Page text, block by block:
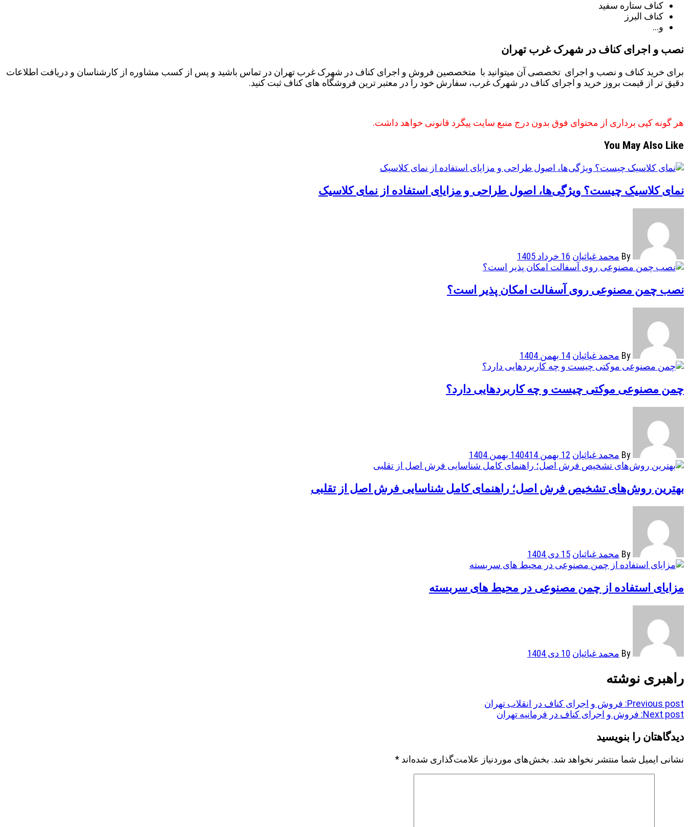
کناف ستاره سفید
کناف البرز
و…
نصب و اجرای کناف در شهرک غرب تهران
برای خرید کناف و نصب و اجرای تخصصی آن میتوانید با متخصصین فروش و اجرای کناف در شهرک غرب تهران در تماس باشید و پس از کسب مشاوره از کارشناسان و دریافت اطلاعات
دقیق تر از قیمت بروز خرید و اجرای کناف در شهرک غرب، سفارش خود را در معتبر ترین فروشگاه های کناف ثبت کنید.
هر گونه کپی برداری از محتوای فوق بدون درج منبع سایت پیگرد قانونی خواهد داشت.
You May Also Like
نمای کلاسیک چیست؟ ویژگی‌ها، اصول طراحی و مزایای استفاده از نمای کلاسیک
محمد غیاثیان 16 خرداد 1405
نصب چمن مصنوعی روی آسفالت امکان پذیر است؟
محمد غیاثیان 14 بهمن 1404
چمن مصنوعی موکتی چیست و چه کاربردهایی دارد؟
محمد غیاثیان 12 بهمن 1404 14 بهمن 1404
بهترین روش‌های تشخیص فرش اصل؛ راهنمای کامل شناسایی فرش اصل از تقلبی
محمد غیاثیان 15 دی 1404
مزایای استفاده از چمن مصنوعی در محیط های سربسته
محمد غیاثیان 10 دی 1404
راهبری نوشته
Previous post: فروش و اجرای کناف در انقلاب تهران
Next post: فروش و اجرای کناف در فرمانیه تهران
دیدگاهتان را بنویسید
نشانی ایمیل شما منتشر نخواهد شد. بخش‌های موردنیاز علامت‌گذاری شده‌اند *